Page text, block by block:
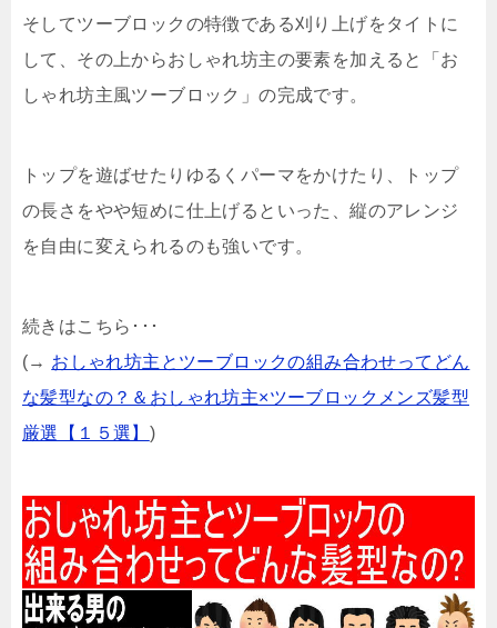
そしてツーブロックの特徴である刈り上げをタイトに
して、その上からおしゃれ坊主の要素を加えると「お
しゃれ坊主風ツーブロック」の完成です。
トップを遊ばせたりゆるくパーマをかけたり、トップ
の長さをやや短めに仕上げるといった、縦のアレンジ
を自由に変えられるのも強いです。
続きはこちら･･･
(→ おしゃれ坊主とツーブロックの組み合わせってどん
な髪型なの？＆おしゃれ坊主×ツーブロックメンズ髪型
厳選【１５選】 )